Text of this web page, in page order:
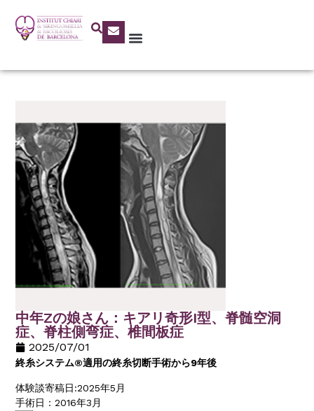
中年Zの娘さん：キアリ奇形I型、脊髄空洞
症、脊柱側弯症、椎間板症
2025/07/01
終糸システム®適用の終糸切断手術から9年後
体験談寄稿日:2025年5月
手術日：2016年3月